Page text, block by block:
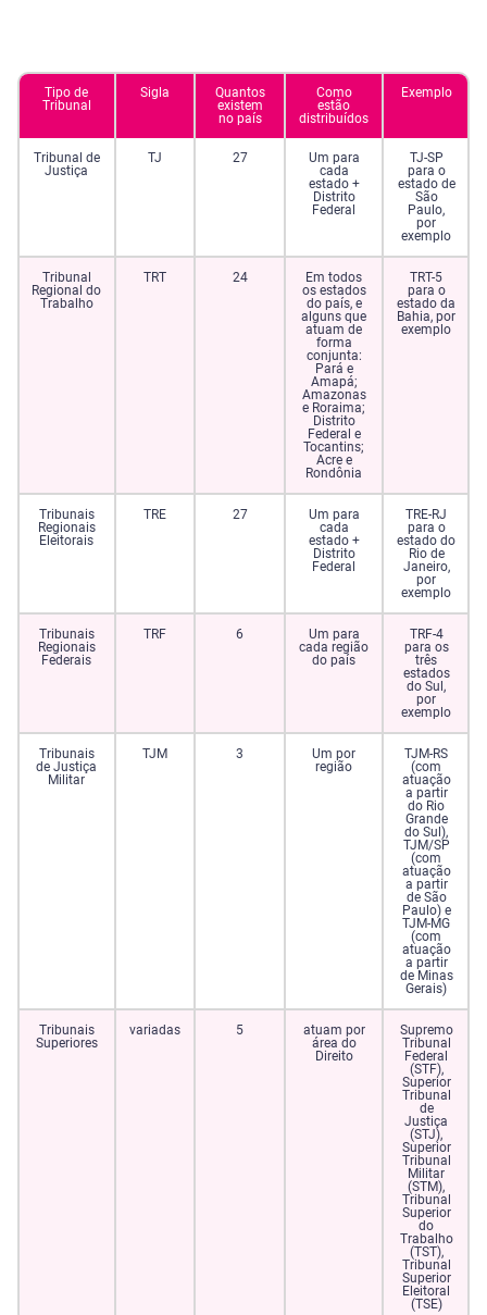
Tipo de
Tribunal
Sigla
Quantos
existem
no país
Como
estão
distribuídos
Exemplo
Tribunal de
Justiça
TJ 27
Um para
cada
estado +
Distrito
Federal
TJ-SP
para o
estado de
São
Paulo,
por
exemplo
Tribunal
Regional do
Trabalho
TRT 24
Em todos
os estados
do país, e
alguns que
atuam de
forma
conjunta:
Pará e
Amapá;
Amazonas
e Roraima;
Distrito
Federal e
Tocantins;
Acre e
Rondônia
TRT-5
para o
estado da
Bahia, por
exemplo
Tribunais
Regionais
Eleitorais
TRE 27
Um para
cada
estado +
Distrito
Federal
TRE-RJ
para o
estado do
Rio de
Janeiro,
por
exemplo
Tribunais
Regionais
Federais
TRF 6
Um para
cada região
do país
TRF-4
para os
três
estados
do Sul,
por
exemplo
Tribunais
de Justiça
Militar
TJM 3
Um por
região
TJM-RS
(com
atuação
a partir
do Rio
Grande
do Sul),
TJM/SP
(com
atuação
a partir
de São
Paulo) e
TJM-MG
(com
atuação
a partir
de Minas
Gerais)
Tribunais
Superiores
variadas 5
atuam por
área do
Direito
Supremo
Tribunal
Federal
(STF),
Superior
Tribunal
de
Justiça
(STJ),
Superior
Tribunal
Militar
(STM),
Tribunal
Superior
do
Trabalho
(TST),
Tribunal
Superior
Eleitoral
(TSE)